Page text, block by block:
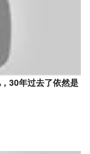
30年过去了依然是